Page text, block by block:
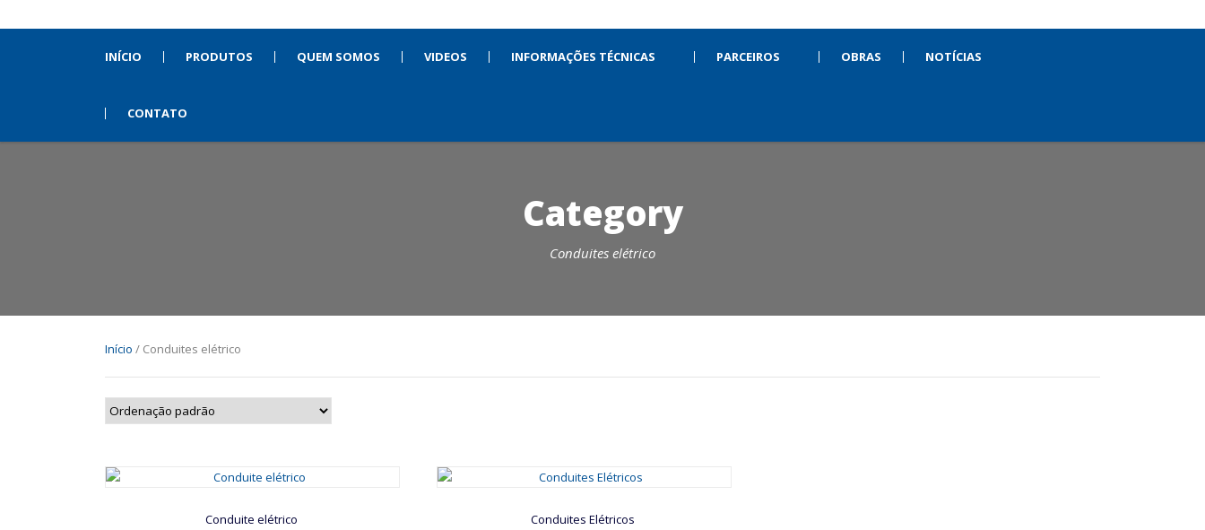
INÍCIO PRODUTOS QUEM SOMOS VIDEOS INFORMAÇÕES TÉCNICAS PARCEIROS OBRAS NOTÍCIAS
CONTATO
Category
Conduites elétrico
Início / Conduites elétrico
Conduite elétrico Conduites Elétricos